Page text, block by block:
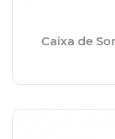
Caixa de